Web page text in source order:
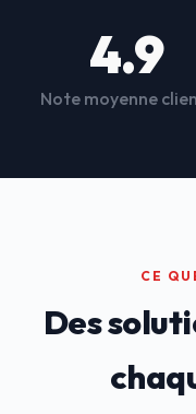
4.9
Note moyenne
CE
Des